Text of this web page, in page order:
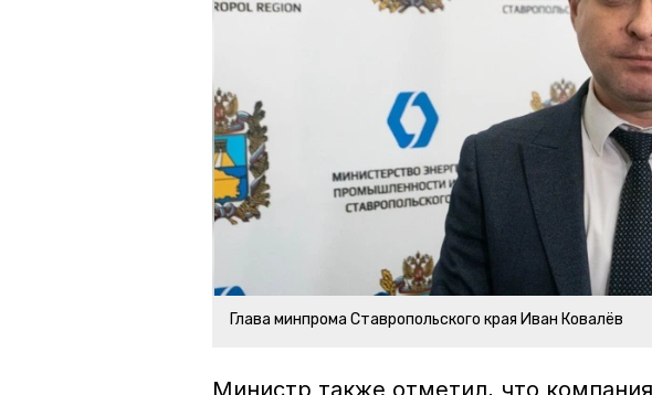
Глава минпрома Ставропольского края Иван Ковалёв